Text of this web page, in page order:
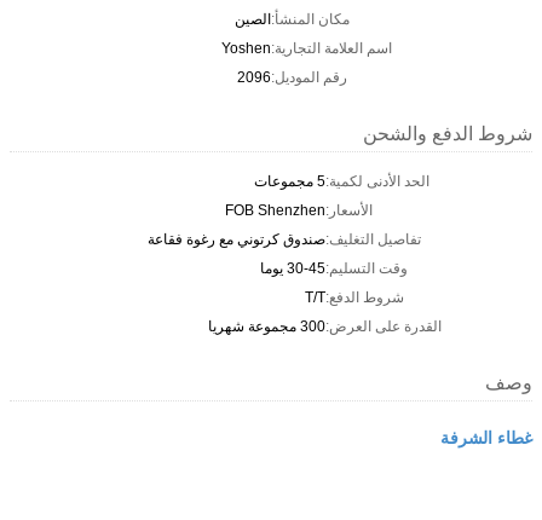
مكان المنشأ:الصين
اسم العلامة التجارية:Yoshen
رقم الموديل:2096
شروط الدفع والشحن
الحد الأدنى لكمية:5 مجموعات
الأسعار:FOB Shenzhen
تفاصيل التغليف:صندوق كرتوني مع رغوة فقاعة
وقت التسليم:30-45 يوما
شروط الدفع:T/T
القدرة على العرض:300 مجموعة شهريا
وصف
غطاء الشرفة